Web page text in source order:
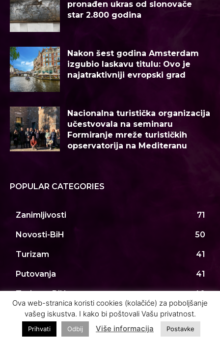
pronađen ukras od slonovače
star 2.800 godina
Nakon šest godina Amsterdam
izgubio laskavu titulu: Ovo je
najatraktivniji evropski grad
Nacionalna turistička organizacija
učestvovala na seminaru
Formiranje mreže turističkih
opservatorija na Mediteranu
POPULAR CATEGORIES
Zanimljivosti 71
Novosti-BiH 50
Turizam 41
Putovanja 41
Turizam-BiH 40
Novosti
Ova web-stranica koristi cookies (kolačiće) za poboljšanje
vašeg iskustva. I kako bi poštovali Vašu privatnost.
Prihvati Odbij Više informacija Postavke